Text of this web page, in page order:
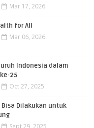
Mar 17, 2026
for All
Mar 06, 2026
Indonesia dalam
ke-25
Oct 27, 2025
Bisa Dilakukan untuk